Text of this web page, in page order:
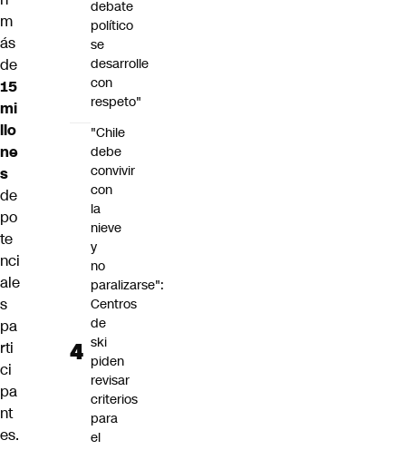
m
ás
de
15
mi
llo
ne
s
de
po
te
nci
ale
s
pa
rti
ci
pa
nt
es.
debate
político
se
desarrolle
con
respeto"
"Chile
debe
convivir
con
la
nieve
y
no
paralizarse":
Centros
de
ski
piden
revisar
criterios
para
el